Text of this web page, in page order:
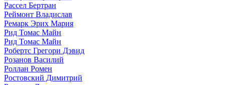
Рассел Бертран
Реймонт Владислав
Ремарк Эрих Мария
Рид Томас Майн
Рид Томас Майн
Робертс Грегори Дэвид
Розанов Василий
Роллан Ромен
Ростовский Димитрий